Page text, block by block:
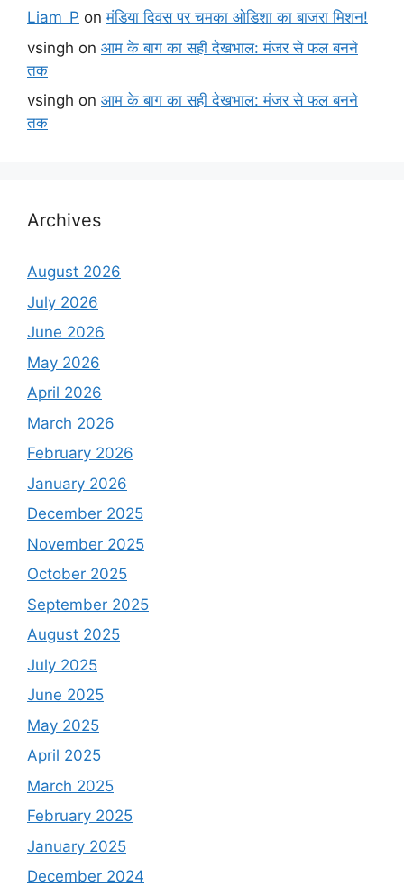
Liam_P onमंडिया दिवस पर चमका ओडिशा का बाजरा मिशन!
vsingh on आम के बाग का सही देखभाल: मंजर से फल बनने
तक
vsingh on आम के बाग का सही देखभाल: मंजर से फल बनने
तक
Archives
August 2026
July 2026
June 2026
May 2026
April 2026
March 2026
February 2026
January 2026
December 2025
November 2025
October 2025
September 2025
August 2025
July 2025
June 2025
May 2025
April 2025
March 2025
February 2025
January 2025
December 2024